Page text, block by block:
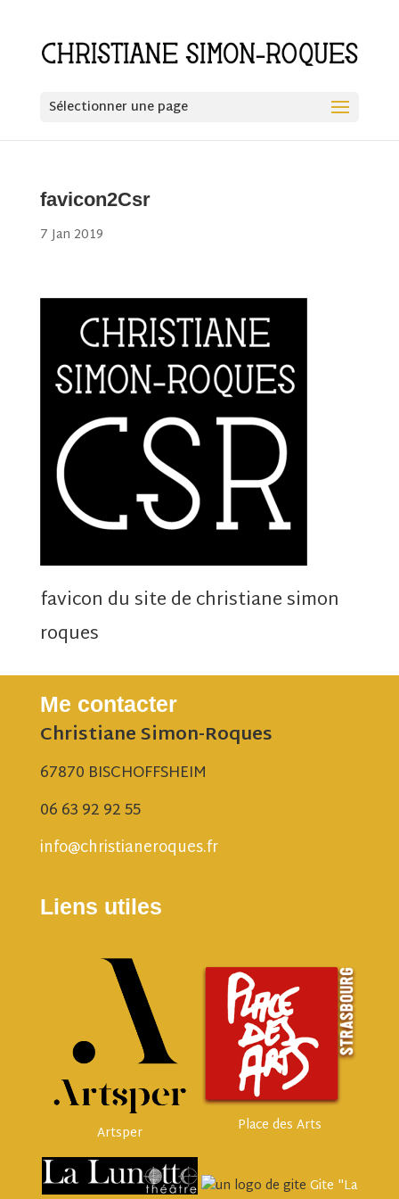
Sélectionner une page
favicon2Csr
7 Jan 2019
favicon du site de christiane simon
roques
Me contacter
Christiane Simon-Roques
67870 BISCHOFFSHEIM
06 63 92 92 55
info@christianeroques.fr
Liens utiles
Artsper Place des Arts
Gite "La